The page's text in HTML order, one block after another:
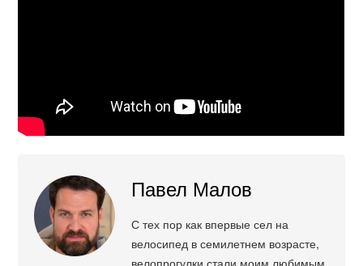
Павел Малов
С тех пор как впервые сел на
велосипед в семилетнем возрасте,